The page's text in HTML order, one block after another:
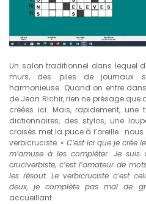
Un salon traditionnel dans lequel
murs, des piles de journaux
harmonieuse. Quand on entre
de Jean Richir, rien ne présage
créées ici. Mais, rapidement,
dictionnaires, des stylos, une
croisés met la puce à l’oreille :
verbicruciste. « C’est ici que je crée
m’amuse à les compléter. Je suis
cruciverbiste, c’est l’amateur de
les résout. Le verbicruciste c’est
deux, je complète pas mal de
accueillant.